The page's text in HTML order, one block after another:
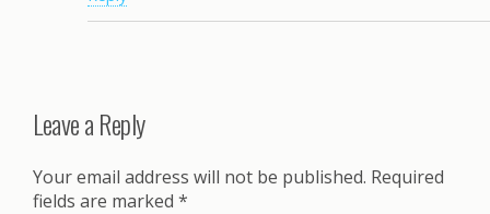
Leave a Reply
Your email address will not be published. Required
fields are marked *